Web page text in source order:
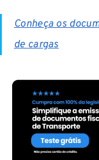
Conheça os
de cargas